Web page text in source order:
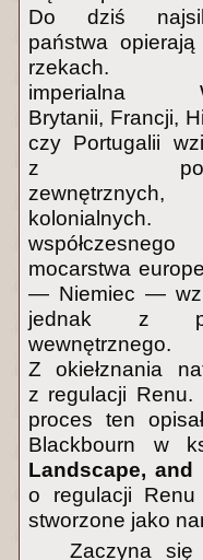
Do dziś
państwa
rzekach.
imperialna
Brytanii, Francji,
czy Portugalii
z
zewnętrznych,
kolonialnych.
współczesnego
mocarstwa
— Niemiec —
jednak z
wewnętrznego.
Z okiełznania
z regulacji Renu.
proces ten
Blackbourn w
Landscape,
o regulacji
stworzone jako
Zaczyna